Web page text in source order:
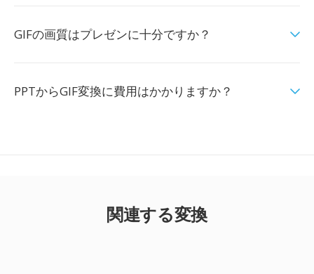
GIFの画質はプレゼンに十分ですか？
PPTからGIF変換に費用はかかりますか？
関連する変換